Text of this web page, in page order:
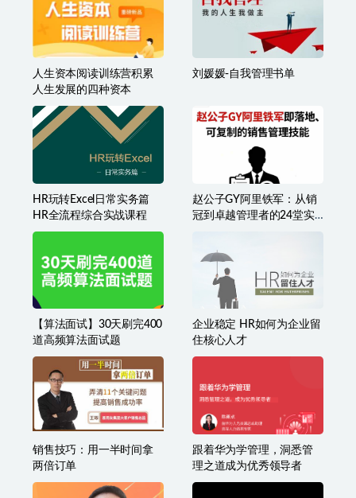
谢胜子《女生私房话》2节
+课件
12堂女性必备的黄金人际
课，教你打破阶层，脱颖
人生资本阅读训练营积累
人生发展的四种资本
刘媛媛-自我管理书单
HR玩转Excel日常实务篇
HR全流程综合实战课程
赵公子GY阿里铁军：从销
冠到卓越管理者的24堂实
【算法面试】30天刷完400
道高频算法面试题
住核心人才